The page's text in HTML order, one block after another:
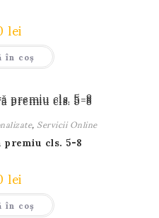
lei
în coș
,Servicii Online
cls. 5-8
lei
în coș